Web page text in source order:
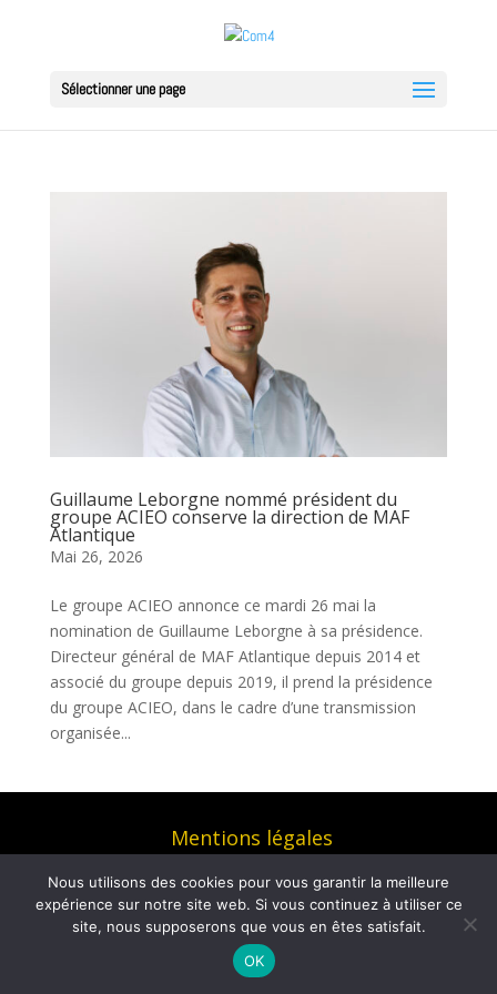
Sélectionner une page
Guillaume Leborgne nommé président du
groupe ACIEO conserve la direction de MAF
Atlantique
Mai 26, 2026
Le groupe ACIEO annonce ce mardi 26 mai la
nomination de Guillaume Leborgne à sa présidence.
Directeur général de MAF Atlantique depuis 2014 et
associé du groupe depuis 2019, il prend la présidence
du groupe ACIEO, dans le cadre d’une transmission
organisée...
Mentions légales
media 2026 – Tous droits réservés | Réalisé par
Ultrasyd Informatique
Nous utilisons des cookies pour vous garantir la meilleure
expérience sur notre site web. Si vous continuez à utiliser ce
site, nous supposerons que vous en êtes satisfait.
OK